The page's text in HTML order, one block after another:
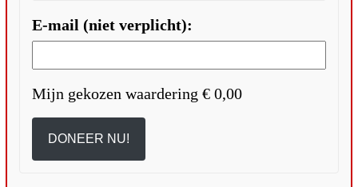
E-mail (niet verplicht):
Mijn gekozen waardering€ 0,00
DONEER NU!